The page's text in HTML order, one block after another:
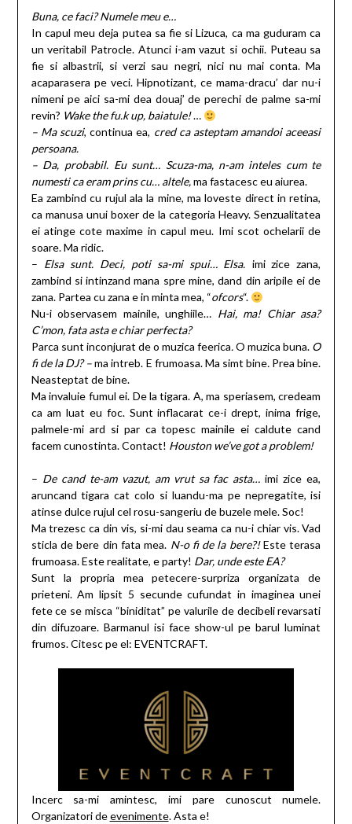
Buna, ce faci? Numele meu e…
In capul meu deja putea sa fie si Lizuca, ca ma guduram ca
un veritabil Patrocle. Atunci i-am vazut si ochii. Puteau sa
fie si albastrii, si verzi sau negri, nici nu mai conta. Ma
acaparasera pe veci. Hipnotizant, ce mama-dracu’ dar nu-i
nimeni pe aici sa-mi dea douaj’ de perechi de palme sa-mi
revin? Wake the fu.k up, baiatule!…
– Ma scuzi, continua ea, cred ca asteptam amandoi aceeasi
persoana.
– Da, probabil. Eu sunt… Scuza-ma, n-am inteles cum te
numesti ca eram prins cu… altele,ma fastacesc eu aiurea.
Ea zambind cu rujul ala la mine, ma loveste direct in retina,
ca manusa unui boxer de la categoria Heavy. Senzualitatea
ei atinge cote maxime in capul meu. Imi scot ochelarii de
soare. Ma ridic.
– Elsa sunt. Deci, poti sa-mi spui… Elsa. imi zice zana,
zambind si intinzand mana spre mine, dand din aripile ei de
zana. Partea cu zana e in minta mea, “ofcors“.
Nu-i observasem mainile, unghiile… Hai, ma! Chiar asa?
C’mon, fata asta e chiar perfecta?
Parca sunt inconjurat de o muzica feerica.O muzica buna. O
fi de la DJ? –ma intreb. E frumoasa. Ma simt bine. Prea bine.
Neasteptat de bine.
Ma invaluie fumul ei. De la tigara. A, ma speriasem, credeam
ca am luat eu foc. Sunt inflacarat ce-i drept, inima frige,
palmele-mi ard si par ca topesc mainile ei caldute cand
facem cunostinta. Contact! Houston we’ve got a problem!
– De cand te-am vazut, am vrut sa fac asta…imi zice ea,
aruncand tigara cat colo si luandu-ma pe nepregatite, isi
atinse dulce rujul cel rosu-sangeriu de buzele mele. Soc!
Ma trezesc ca din vis, si-mi dau seama ca nu-i chiar vis. Vad
sticla de bere din fata mea. N-o fi de la bere?!Este terasa
frumoasa. Este realitate, e party! Dar, unde este EA?
Sunt la propria mea petecere-surpriza organizata de
prieteni. Am lipsit 5 secunde cufundat in imaginea unei
fete ce se misca “biniditat” pe valurile de decibeli revarsati
din difuzoare. Barmanul isi face show-ul pe barul luminat
frumos. Citesc pe el: EVENTCRAFT.
Incerc sa-mi amintesc, imi pare cunoscut numele.
Organizatori deevenimente. Asta e!